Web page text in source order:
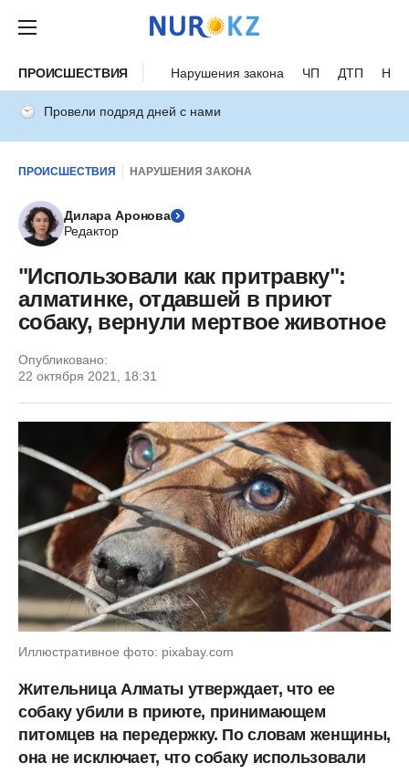
ПРОИСШЕСТВИЯ Нарушения закона ЧП ДТП
Провели подряд дней с нами
ПРОИСШЕСТВИЯ НАРУШЕНИЯ ЗАКОНА
Дилара Аронова
Редактор
"Использовали как притравку":
алматинке, отдавшей в приют
собаку, вернули мертвое животное
Опубликовано:
22 октября 2021, 18:31
Иллюстративное фото: pixabay.com
Жительница Алматы утверждает, что ее
собаку убили в приюте, принимающем
питомцев на передержку. По словам женщины,
она не исключает, что собаку использовали